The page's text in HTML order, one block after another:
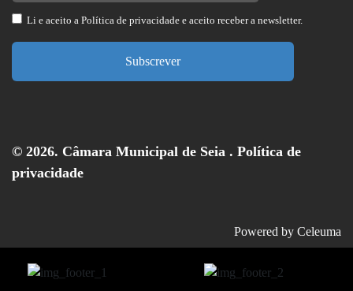
Li e aceito a Política de privacidade e aceito receber a newsletter.
Subscrever
© 2026. Câmara Municipal de Seia . Política de
privacidade
Powered by Celeuma